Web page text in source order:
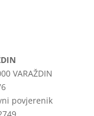
VARAŽDIN
povjerenik